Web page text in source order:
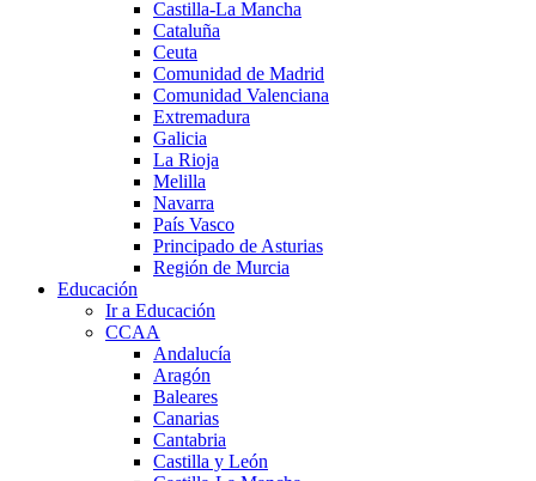
Castilla-La Mancha
Cataluña
Ceuta
Comunidad de Madrid
Comunidad Valenciana
Extremadura
Galicia
La Rioja
Melilla
Navarra
País Vasco
Principado de Asturias
Región de Murcia
Educación
Ir a Educación
CCAA
Andalucía
Aragón
Baleares
Canarias
Cantabria
Castilla y León